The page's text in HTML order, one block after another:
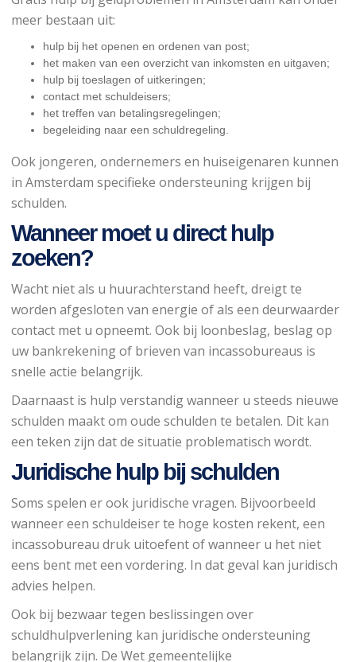
meer bestaan uit:
hulp bij het openen en ordenen van post;
het maken van een overzicht van inkomsten en uitgaven;
hulp bij toeslagen of uitkeringen;
contact met schuldeisers;
het treffen van betalingsregelingen;
begeleiding naar een schuldregeling.
Ook jongeren, ondernemers en huiseigenaren kunnen
in Amsterdam specifieke ondersteuning krijgen bij
schulden.
Wanneer moet u direct hulp
zoeken?
Wacht niet als u huurachterstand heeft, dreigt te
worden afgesloten van energie of als een deurwaarder
contact met u opneemt. Ook bij loonbeslag, beslag op
uw bankrekening of brieven van incassobureaus is
snelle actie belangrijk.
Daarnaast is hulp verstandig wanneer u steeds nieuwe
schulden maakt om oude schulden te betalen. Dit kan
een teken zijn dat de situatie problematisch wordt.
Juridische hulp bij schulden
Soms spelen er ook juridische vragen. Bijvoorbeeld
wanneer een schuldeiser te hoge kosten rekent, een
incassobureau druk uitoefent of wanneer u het niet
eens bent met een vordering. In dat geval kan juridisch
advies helpen.
Ook bij bezwaar tegen beslissingen over
schuldhulpverlening kan juridische ondersteuning
belangrijk zijn. De Wet gemeentelijke